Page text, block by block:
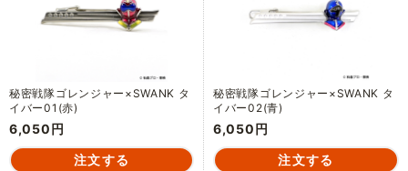
秘密戦隊ゴレンジャー×SWANK タ
イバー01(赤)
6,050円
秘密戦隊ゴレンジャー×SWANK タ
イバー02(青)
6,050円